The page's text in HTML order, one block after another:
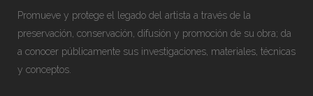
Promueve y protege el legado del artista a través de la
preservación, conservación, difusión y promoción de su obra; da
a conocer públicamente sus investigaciones, materiales, técnicas
y conceptos.